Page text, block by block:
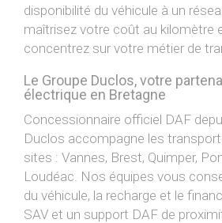
disponibilité du véhicule à un
maîtrisez votre coût au kilomètre
concentrez sur votre métier de
Le Groupe Duclos, votre
électrique en Bretagne
Concessionnaire officiel DAF
Duclos accompagne les
sites : Vannes, Brest, Quimper,
Loudéac. Nos équipes vous
du véhicule, la recharge et le
SAV et un support DAF de